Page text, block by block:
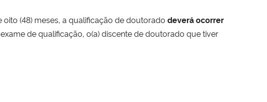
(48) meses, a qualificação de doutorado deverá ocorrer
de qualificação, o(a) discente de doutorado que tiver